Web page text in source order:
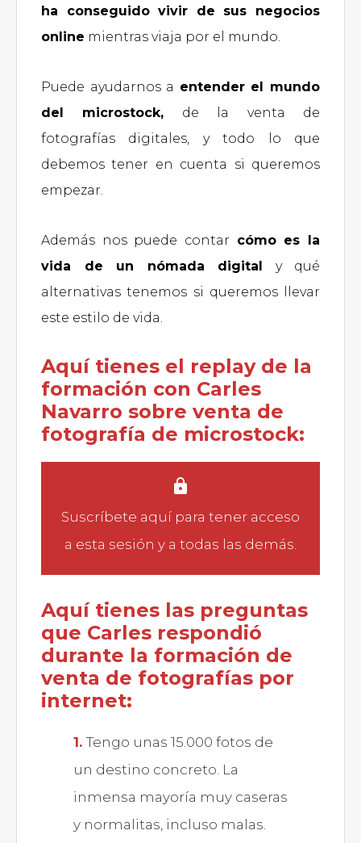
ha conseguido vivir de sus negocios
online mientras viaja por el mundo.
Puede ayudarnos a entender el mundo
del microstock, de la venta de
fotografías digitales, y todo lo que
debemos tener en cuenta si queremos
empezar.
Además nos puede contar cómo es la
vida de un nómada digital y qué
alternativas tenemos si queremos llevar
este estilo de vida.
Aquí tienes el replay de la
formación con Carles
Navarro sobre venta de
fotografía de microstock:
Suscríbete aquí para tener acceso
a esta sesión y a todas las demás.
Aquí tienes las preguntas
que Carles respondió
durante la formación de
venta de fotografías por
internet:
Tengo unas 15.000 fotos de
un destino concreto. La
inmensa mayoría muy caseras
y normalitas, incluso malas.